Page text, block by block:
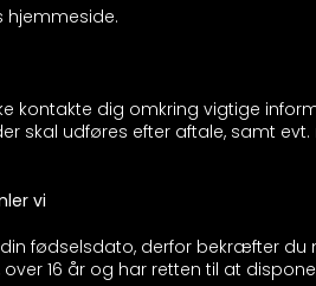
hjemmeside.
kontakte dig omkring vigtige
skal udføres efter aftale, samt evt.
vi
fødselsdato, derfor bekræfter du
16 år og har retten til at